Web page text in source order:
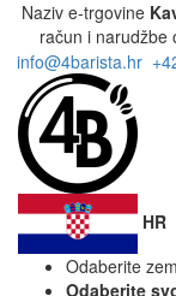
Naziv e-trgovine
račun i narudžbe
info@4barista.hr
HR
Odaberite
Odaberite